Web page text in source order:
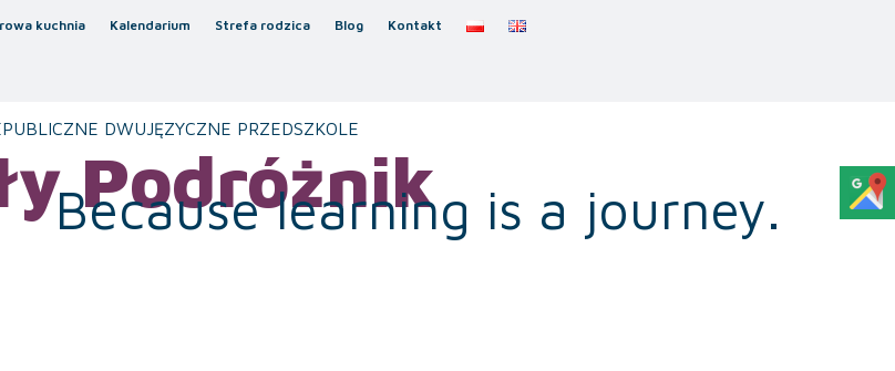
kuchnia Kalendarium Strefa rodzica Blog Kontakt
DWUJĘZYCZNE PRZEDSZKOLE
Podróżnik
Because learning is a journey.